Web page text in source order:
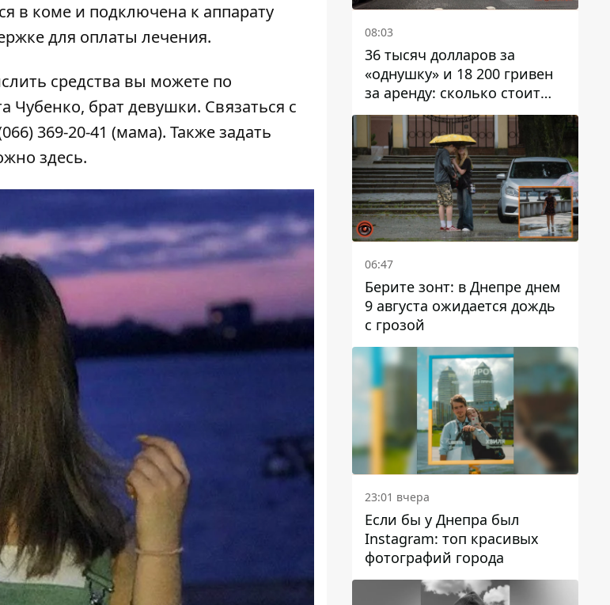
в коме и подключена к аппарату
для оплаты лечения.
средства вы можете по
Чубенко, брат девушки. Связаться с
369-20-41 (мама). Также задать
здесь.
08:03
36 тысяч долларов за
«однушку» и 18 200 гривен
за аренду: сколько стоит
жилье в Днепропетровской
области
06:47
Берите зонт: в Днепре днем ​​
9 августа ожидается дождь
с грозой
23:01 вчера
Если бы у Днепра был
Instagram: топ красивых
фотографий города